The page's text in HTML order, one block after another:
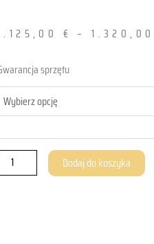
€ –1.320,00
sprzętu
in-
Dodaj do koszyka